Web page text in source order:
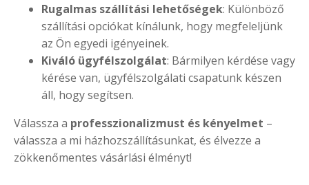
Rugalmas szállítási lehetőségek: Különböző
szállítási opciókat kínálunk, hogy megfeleljünk
az Ön egyedi igényeinek.
Kiváló ügyfélszolgálat: Bármilyen kérdése vagy
kérése van, ügyfélszolgálati csapatunk készen
áll, hogy segítsen.
Válassza a professzionalizmust és kényelmet –
válassza a mi házhozszállításunkat, és élvezze a
zökkenőmentes vásárlási élményt!